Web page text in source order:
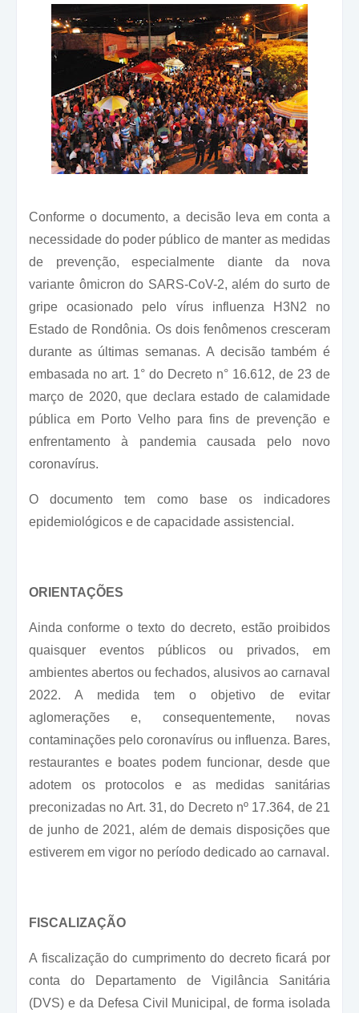
Conforme o documento, a decisão leva em conta a
necessidade do poder público de manter as medidas
de prevenção, especialmente diante da nova
variante ômicron do SARS-CoV-2, além do surto de
gripe ocasionado pelo vírus influenza H3N2 no
Estado de Rondônia. Os dois fenômenos cresceram
durante as últimas semanas. A decisão também é
embasada no art. 1° do Decreto n° 16.612, de 23 de
março de 2020, que declara estado de calamidade
pública em Porto Velho para fins de prevenção e
enfrentamento à pandemia causada pelo novo
coronavírus.
O documento tem como base os indicadores
epidemiológicos e de capacidade assistencial.
ORIENTAÇÕES
Ainda conforme o texto do decreto, estão proibidos
quaisquer eventos públicos ou privados, em
ambientes abertos ou fechados, alusivos ao carnaval
2022. A medida tem o objetivo de evitar
aglomerações e, consequentemente, novas
contaminações pelo coronavírus ou influenza. Bares,
restaurantes e boates podem funcionar, desde que
adotem os protocolos e as medidas sanitárias
preconizadas no Art. 31, do Decreto nº 17.364, de 21
de junho de 2021, além de demais disposições que
estiverem em vigor no período dedicado ao carnaval.
FISCALIZAÇÃO
A fiscalização do cumprimento do decreto ficará por
conta do Departamento de Vigilância Sanitária
(DVS) e da Defesa Civil Municipal, de forma isolada